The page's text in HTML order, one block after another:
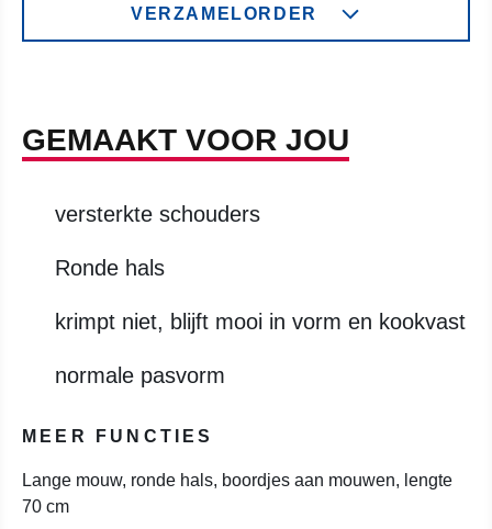
VERZAMELORDER
GEMAAKT VOOR JOU
versterkte schouders
Ronde hals
krimpt niet, blijft mooi in vorm en kookvast
normale pasvorm
MEER FUNCTIES
Lange mouw, ronde hals, boordjes aan mouwen, lengte
70 cm